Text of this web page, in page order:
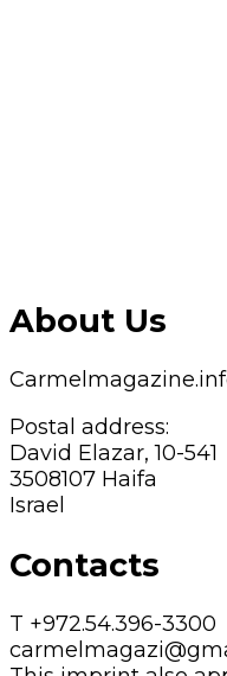
About Us
Postal address:
David Elazar, 10-541
3508107 Haifa
Israel
Contacts
T +972.54.396-3300